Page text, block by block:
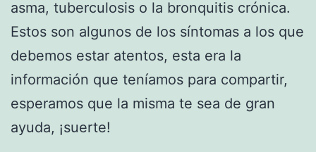
asma, tuberculosis o la bronquitis crónica.
Estos son algunos de los síntomas a los que
debemos estar atentos, esta era la
información que teníamos para compartir,
esperamos que la misma te sea de gran
ayuda, ¡suerte!